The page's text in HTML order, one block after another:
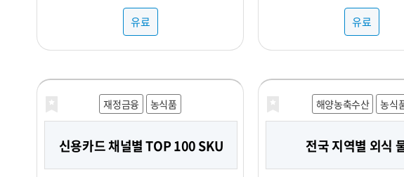
유료
향 - TMA(Triangle Market
KAD(Key Account Data) -
분의 비즈니스 성장을 지원하기
있습니다. 유통 데이터를 활용하여 여러분의
비즈니스를 성공적으로 운영해
유료
재정금융 농식품
신용카드 채널별 TOP 100 SKU
해양농축수산 농식
전국 지역별 외식